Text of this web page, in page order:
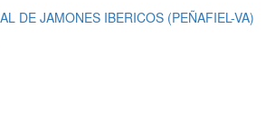
DE JAMONES IBERICOS (PEÑAFIEL-VA)